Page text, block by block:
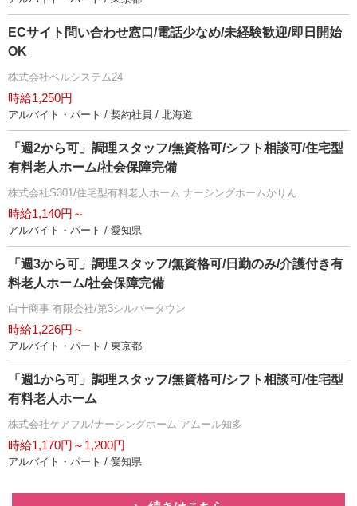
ECサイト問い合わせ窓口/電話少なめ/未経験歓迎/即日開始
OK
株式会社ベルシステム24
時給1,250円
アルバイト・パート / 契約社員 / 北海道
「週2から可」調理スタッフ/無資格可/シフト相談可/住宅型
有料老人ホーム/社会保障完備
株式会社S301/住宅型有料老人ホーム ナーシングホームかりん
時給1,140円～
アルバイト・パート / 愛知県
「週3から可」調理スタッフ/無資格可/日勤のみ/介護付き有
料老人ホーム/社会保障完備
白十商事 有限会社/第3シルバータウン
時給1,226円～
アルバイト・パート / 東京都
「週1から可」調理スタッフ/無資格可/シフト相談可/住宅型
有料老人ホーム
株式会社ケアフル/ナーシングホーム アムール知多
時給1,170円～1,200円
アルバイト・パート / 愛知県